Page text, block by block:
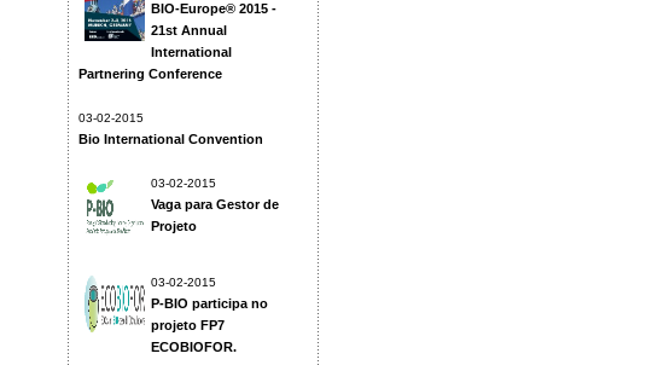
BIO-Europe® 2015 -
21st Annual
International
Partnering Conference
03-02-2015
Bio International Convention
03-02-2015
Vaga para Gestor de
Projeto
03-02-2015
P-BIO participa no
projeto FP7
ECOBIOFOR.